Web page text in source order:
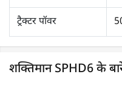
ट्रैक्टर पॉवर
शक्तिमान SPHD6 के